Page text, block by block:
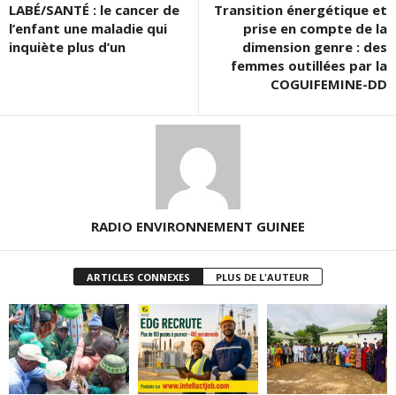
LABÉ/SANTÉ : le cancer de
l’enfant une maladie qui
inquiète plus d’un
Transition énergétique et
prise en compte de la
dimension genre : des
femmes outillées par la
COGUIFEMINE-DD
RADIO ENVIRONNEMENT GUINEE
ARTICLES CONNEXES PLUS DE L'AUTEUR